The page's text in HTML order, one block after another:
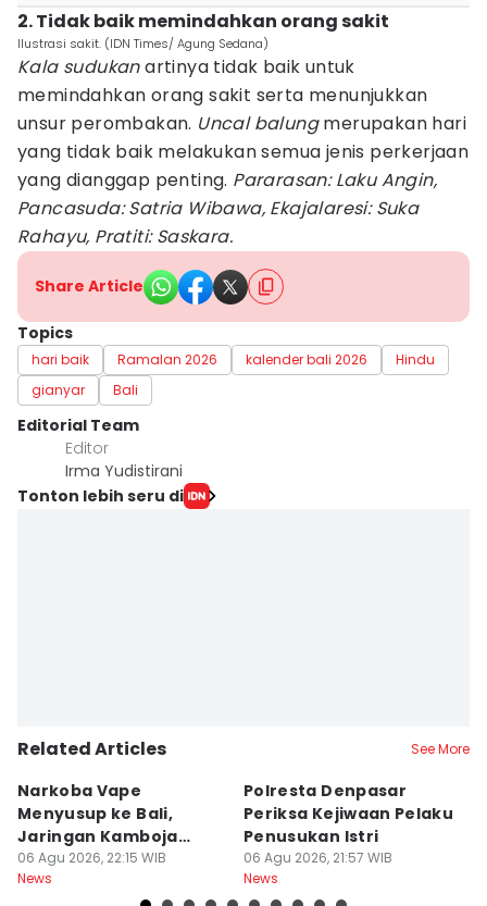
2. Tidak baik memindahkan orang sakit
Ilustrasi sakit. (IDN Times/ Agung Sedana)
Kala sudukanartinya tidak baik untuk
memindahkan orang sakit serta menunjukkan
unsur perombakan. Uncal balungmerupakan hari
yang tidak baik melakukan semua jenis perkerjaan
yang dianggap penting. Pararasan: Laku Angin,
Pancasuda: Satria Wibawa, Ekajalaresi: Suka
Rahayu, Pratiti: Saskara.
Share Article
Topics
hari baik Ramalan 2026 kalender bali 2026
Hindu
gianyar
Bali
Editorial Team
Editor
Irma Yudistirani
Tonton lebih seru di
Related Articles See More
Narkoba Vape
Menyusup ke Bali,
Jaringan Kamboja
Terbongkar
06 Agu 2026, 22:15 WIB
News
Polresta Denpasar
Periksa Kejiwaan Pelaku
Penusukan Istri
06 Agu 2026, 21:57 WIB
News